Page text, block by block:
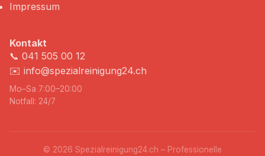
Impressum
Kontakt
📞 041 505 00 12
✉️ info@spezialreinigung24.ch
Mo–Sa 7:00–20:00
Notfall: 24/7
© 2026 Spezialreinigung24.ch – Professionelle